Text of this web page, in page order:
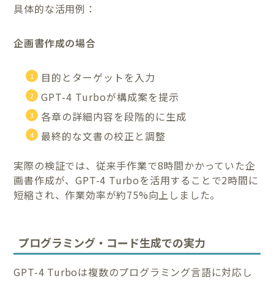
具体的な活用例：
企画書作成の場合
目的とターゲットを入力
GPT-4 Turboが構成案を提示
各章の詳細内容を段階的に生成
最終的な文書の校正と調整
実際の検証では、従来手作業で8時間かかっていた企
画書作成が、GPT-4 Turboを活用することで2時間に
短縮され、作業効率が約75%向上しました。
プログラミング・コード生成での実力
GPT-4 Turboは複数のプログラミング言語に対応し